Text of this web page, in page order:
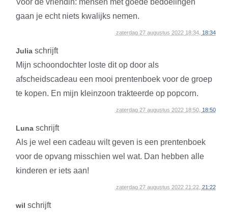
Voor de vriendin: mensen met goede bedoelingen
gaan je echt niets kwalijks nemen.
zaterdag 27 augustus 2022 18:34, 18:34
Julia schrijft
Mijn schoondochter loste dit op door als
afscheidscadeau een mooi prentenboek voor de groep
te kopen. En mijn kleinzoon trakteerde op popcorn.
zaterdag 27 augustus 2022 18:50, 18:50
Luna schrijft
Als je wel een cadeau wilt geven is een prentenboek
voor de opvang misschien wel wat. Dan hebben alle
kinderen er iets aan!
zaterdag 27 augustus 2022 21:22, 21:22
wil schrijft